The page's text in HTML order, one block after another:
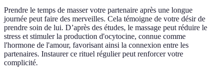
Prendre le temps de masser votre partenaire après une longue
journée peut faire des merveilles. Cela témoigne de votre désir de
prendre soin de lui. D’après des études, le massage peut réduire le
stress et stimuler la production d'ocytocine, connue comme
l'hormone de l'amour, favorisant ainsi la connexion entre les
partenaires. Instaurer ce rituel régulier peut renforcer votre
complicité.